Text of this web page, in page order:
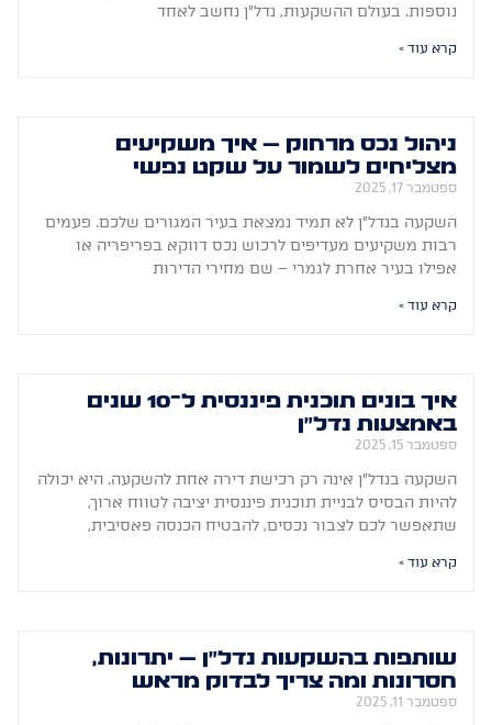
נוספות. בעולם ההשקעות, נדל"ן נחשב לאחד
קרא עוד »
ניהול נכס מרחוק – איך משקיעים
מצליחים לשמור על שקט נפשי
ספטמבר 17, 2025
השקעה בנדל"ן לא תמיד נמצאת בעיר המגורים שלכם. פעמים
רבות משקיעים מעדיפים לרכוש נכס דווקא בפריפריה או
אפילו בעיר אחרת לגמרי – שם מחירי הדירות
קרא עוד »
איך בונים תוכנית פיננסית ל־10 שנים
באמצעות נדל"ן
ספטמבר 15, 2025
השקעה בנדל"ן אינה רק רכישת דירה אחת להשקעה. היא יכולה
להיות הבסיס לבניית תוכנית פיננסית יציבה לטווח ארוך,
שתאפשר לכם לצבור נכסים, להבטיח הכנסה פאסיבית,
קרא עוד »
שותפות בהשקעות נדל"ן – יתרונות,
חסרונות ומה צריך לבדוק מראש
ספטמבר 11, 2025